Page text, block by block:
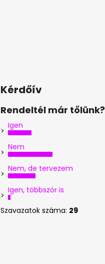
Kérdőív
Rendeltél már tőlünk?
Igen
Nem
Nem, de tervezem
Igen, többször is
Szavazatok száma: 29